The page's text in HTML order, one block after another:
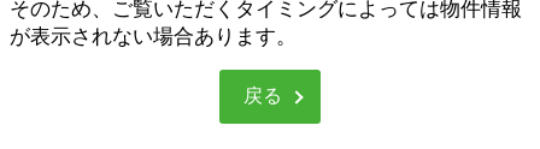
そのため、ご覧いただくタイミングによっては物件情報
が表示されない場合あります。
戻る